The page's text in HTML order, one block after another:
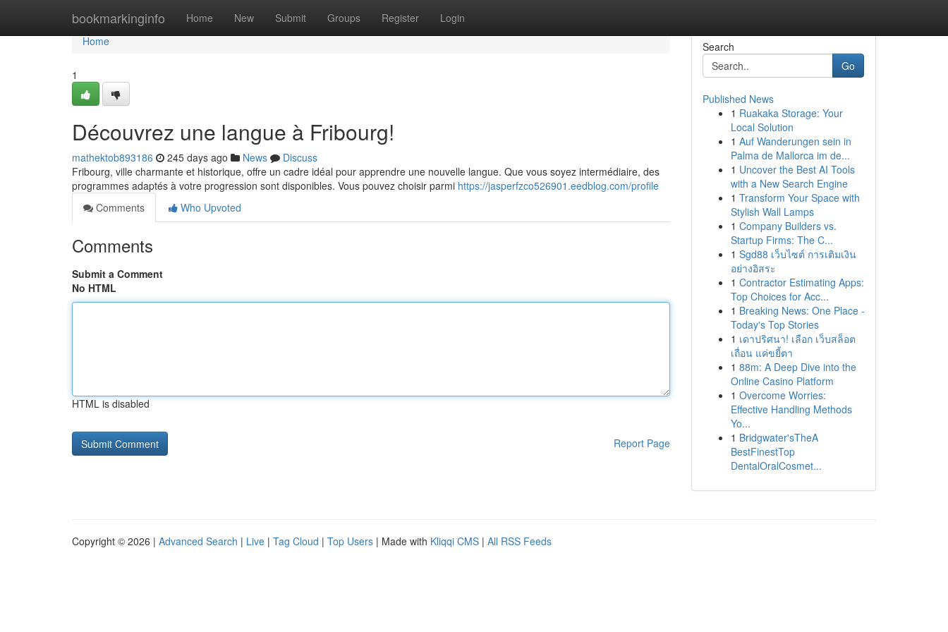
bookmarkinginfo Home New Submit Groups Register Login
Home
Home
1
Découvrez une langue à Fribourg!
mathektob893186 245 days ago News
Discuss
Fribourg, ville charmante et historique, offre un cadre idéal pour apprendre une nouvelle langue. Que vous soyez intermédiaire, des
programmes adaptés à votre progression sont disponibles. Vous pouvez choisir parmi https://jasperfzco526901.eedblog.com/profile
Comments
Who Upvoted
Comments
Submit a Comment
No HTML
HTML is disabled
Report Page
Search
Go
Published News
1 Ruakaka Storage: Your
Local Solution
1 Auf Wanderungen sein in
Palma de Mallorca im de...
1 Uncover the Best AI Tools
with a New Search Engine
1 Transform Your Space with
Stylish Wall Lamps
1 Company Builders vs.
Startup Firms: The C...
1 Sgd88 เว็บไซต์ การเติมเงิน
อย่างอิสระ
1 Contractor Estimating Apps:
Top Choices for Acc...
1 Breaking News: One Place -
Today's Top Stories
1 เดาปริศนา! เลือก เว็บสล็อต
เถื่อน แค่ขยี้ตา
1 88m: A Deep Dive into the
Online Casino Platform
1 Overcome Worries:
Effective Handling Methods
Yo...
1 Bridgwater'sTheA
BestFinestTop
DentalOralCosmet...
Copyright © 2026 | Advanced Search | Live | Tag Cloud | Top Users | Made with Kliqqi CMS | All RSS Feeds